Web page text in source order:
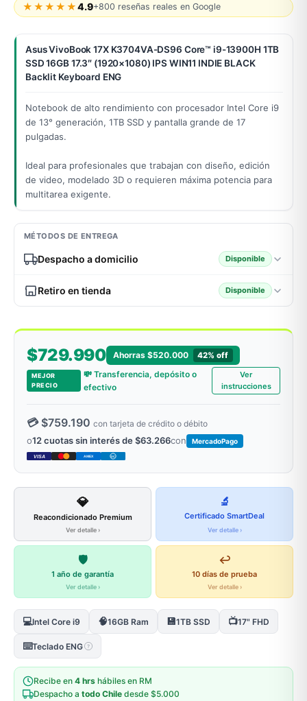
→
★★★★★4.9+800 reseñas reales en Google
Asus VivoBook 17X K3704VA-DS96 Core™ i9-13900H 1TB
SSD 16GB 17.3″ (1920×1080) IPS WIN11 INDIE BLACK
Backlit Keyboard ENG
Notebook de alto rendimiento con procesador Intel Core i9
de 13° generación, 1TB SSD y pantalla grande de 17
pulgadas.
Ideal para profesionales que trabajan con diseño, edición
de video, modelado 3D o requieren máxima potencia para
multitarea exigente.
MÉTODOS DE ENTREGA
Despacho a domicilio Disponible
Retiro en tienda Disponible
$729.990 Ahorras $520.000 42% off
MEJOR
PRECIO
💸 Transferencia, depósito o
efectivo
Ver
instrucciones
💳 $759.190 con tarjeta de crédito o débito
o12 cuotas sin interés de $63.266con MercadoPago
VISA AMEX DC
💎
Reacondicionado Premium
Ver detalle ›
🔬
Certificado SmartDeal
Ver detalle ›
🛡️
1 año de garantía
Ver detalle ›
↩️
10 días de prueba
Ver detalle ›
💻Intel Core i9 🧠16GB Ram 💾1TB SSD 📺17" FHD
⌨️Teclado ENG ?
Recibe en 4 hrs hábiles en RM
Despacho a todo Chile desde $5.000